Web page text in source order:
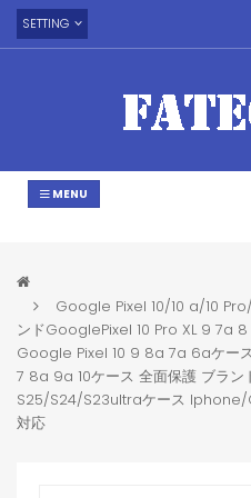
SETTING
MENU
Google Pixel 10/10 a/10
ンドGooglePixel 10 Pro XL 9 7a
Google Pixel 10 9 8a 7a 6aケー
7 8a 9a 10ケース 全面保護 ブラ
S25/S24/S23ultraケース
対応